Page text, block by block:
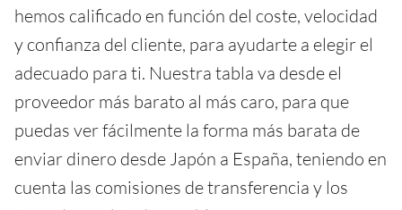
hemos calificado en función del coste, velocidad
y confianza del cliente, para ayudarte a elegir el
adecuado para ti. Nuestra tabla va desde el
proveedor más barato al más caro, para que
puedas ver fácilmente la forma más barata de
enviar dinero desde Japón a España, teniendo en
cuenta las comisiones de transferencia y los